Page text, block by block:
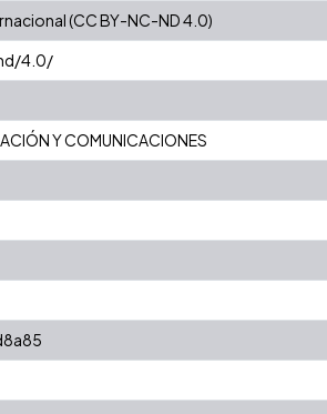
(CC BY-NC-ND 4.0)
4.0/
Y COMUNICACIONES